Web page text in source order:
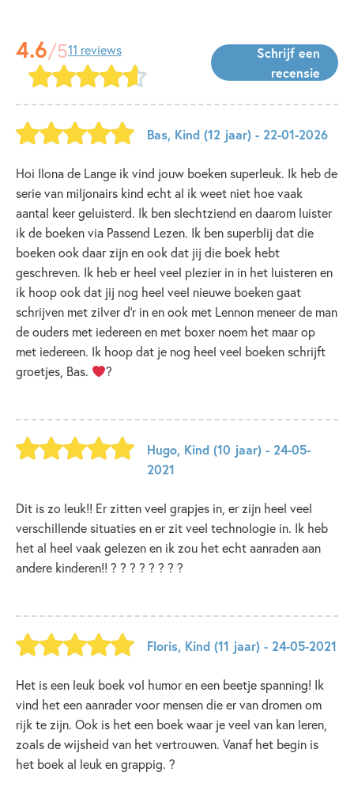
4.6/511 reviews
Schrijf een
recensie
Bas, Kind (12 jaar) - 22-01-2026
Hoi Ilona de Lange ik vind jouw boeken superleuk. Ik heb de
serie van miljonairs kind echt al ik weet niet hoe vaak
aantal keer geluisterd. Ik ben slechtziend en daarom luister
ik de boeken via Passend Lezen. Ik ben superblij dat die
boeken ook daar zijn en ook dat jij die boek hebt
geschreven. Ik heb er heel veel plezier in in het luisteren en
ik hoop ook dat jij nog heel veel nieuwe boeken gaat
schrijven met zilver d’r in en ook met Lennon meneer de man
de ouders met iedereen en met boxer noem het maar op
met iedereen. Ik hoop dat je nog heel veel boeken schrijft
groetjes, Bas.
‍?
Hugo, Kind (10 jaar) - 24-05-
2021
Dit is zo leuk!! Er zitten veel grapjes in, er zijn heel veel
verschillende situaties en er zit veel technologie in. Ik heb
het al heel vaak gelezen en ik zou het echt aanraden aan
andere kinderen!! ? ? ? ? ? ? ? ?
Floris, Kind (11 jaar) - 24-05-2021
Het is een leuk boek vol humor en een beetje spanning! Ik
vind het een aanrader voor mensen die er van dromen om
rijk te zijn. Ook is het een boek waar je veel van kan leren,
zoals de wijsheid van het vertrouwen. Vanaf het begin is
het boek al leuk en grappig. ?